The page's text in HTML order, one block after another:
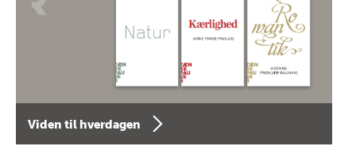
Viden til hverdagen